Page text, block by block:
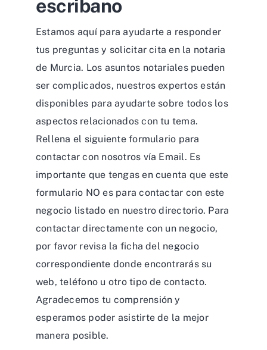
escribano
Estamos aquí para ayudarte a responder
tus preguntas y solicitar cita en la notaria
de Murcia. Los asuntos notariales pueden
ser complicados, nuestros expertos están
disponibles para ayudarte sobre todos los
aspectos relacionados con tu tema.
Rellena el siguiente formulario para
contactar con nosotros vía Email. Es
importante que tengas en cuenta que este
formulario NO es para contactar con este
negocio listado en nuestro directorio. Para
contactar directamente con un negocio,
por favor revisa la ficha del negocio
correspondiente donde encontrarás su
web, teléfono u otro tipo de contacto.
Agradecemos tu comprensión y
esperamos poder asistirte de la mejor
manera posible.